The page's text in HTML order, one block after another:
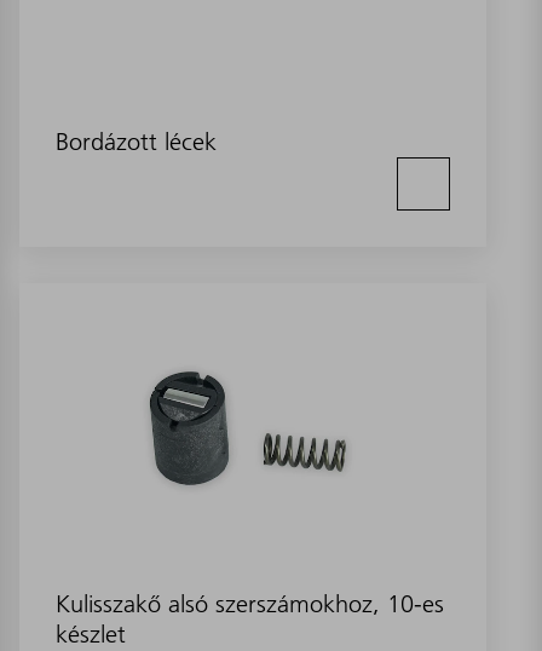
Bordázott lécek
Kulisszakő alsó szerszámokhoz, 10-es
készlet